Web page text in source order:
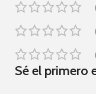
Sé el primero